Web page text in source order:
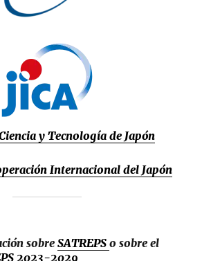
y Tecnología de Japón
Internacional del Japón
sobreSATREPSo sobre el
2023-2029